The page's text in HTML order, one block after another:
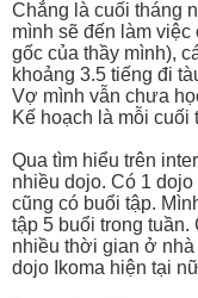
Chẳng là cuối tháng
mình sẽ đến làm
gốc của thầy mình),
khoảng 3.5 tiếng đi
Vợ mình vẫn chưa
Kế hoạch là mỗi cuối
Qua tìm hiểu trên
nhiều dojo. Có 1
cũng có buổi tập.
tập 5 buổi trong
nhiều thời gian ở
dojo Ikoma hiện tại